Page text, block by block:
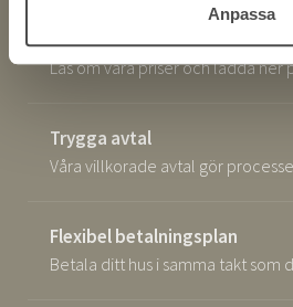
Anpassa
Fasta och transparenta priser
Läs om våra priser och ladda ner
Trygga avtal
Våra villkorade avtal gör
Flexibel betalningsplan
Betala ditt hus i samma takt som